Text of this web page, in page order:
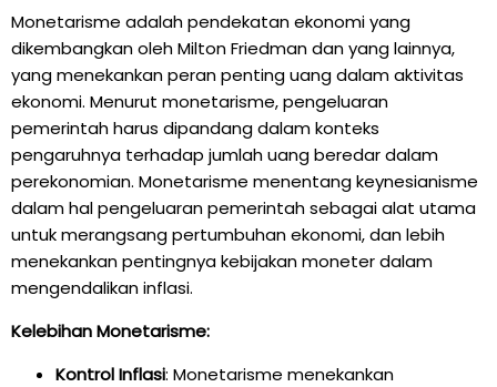
Monetarisme adalah pendekatan ekonomi yang
dikembangkan oleh Milton Friedman dan yang lainnya,
yang menekankan peran penting uang dalam aktivitas
ekonomi. Menurut monetarisme, pengeluaran
pemerintah harus dipandang dalam konteks
pengaruhnya terhadap jumlah uang beredar dalam
perekonomian. Monetarisme menentang keynesianisme
dalam hal pengeluaran pemerintah sebagai alat utama
untuk merangsang pertumbuhan ekonomi, dan lebih
menekankan pentingnya kebijakan moneter dalam
mengendalikan inflasi.
Kelebihan Monetarisme:
Kontrol Inflasi: Monetarisme menekankan